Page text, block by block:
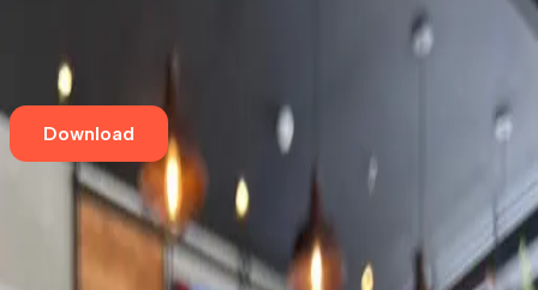
Contato
Download
Aqui tem café especial
Sterna Café